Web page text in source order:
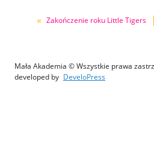
« Zakończenie roku Little Tigers |
Mała Akademia © Wszystkie prawa
developed by DeveloPress